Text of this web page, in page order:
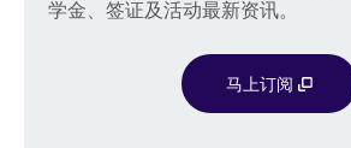
学金、签证及活动最新资讯。
马上订阅